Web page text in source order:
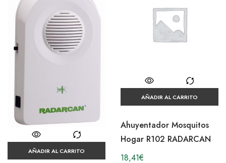
AÑADIR AL CARRITO
AÑADIR AL CARRITO
Ahuyentador Mosquitos
Hogar R102 RADARCAN
18,41€